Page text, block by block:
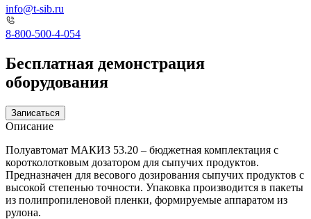
info@t-sib.ru
8-800-500-4-054
Бесплатная демонстрация
оборудования
Записаться
Описание
Полуавтомат МАКИЗ 53.20 – бюджетная комплектация с
коротколотковым дозатором для сыпучих продуктов.
Предназначен для весового дозирования сыпучих продуктов с
высокой степенью точности. Упаковка производится в пакеты
из полипропиленовой пленки, формируемые аппаратом из
рулона.